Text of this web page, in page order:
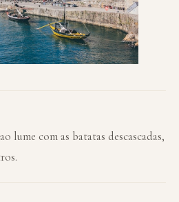
lume com as batatas descascadas,